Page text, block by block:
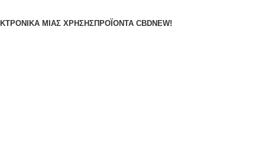
ΜΙΑΣ ΧΡΉΣΗΣΠΡΟΪΌΝΤΑ CBDNEW!